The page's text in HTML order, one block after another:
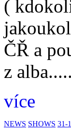
(
ČŘ a
z
více
NEWS SHOWS 31-